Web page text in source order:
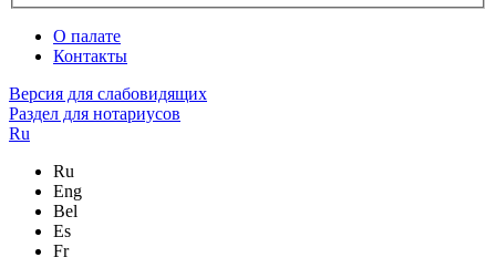
О палате
Контакты
Версия для слабовидящих
Раздел для нотариусов
Ru
Ru
Eng
Bel
Es
Fr